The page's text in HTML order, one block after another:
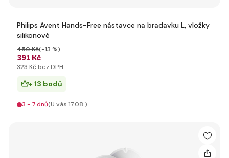
Philips Avent Hands-Free nástavce na bradavku L, vložky
silikonové
391 Kč
450 Kč(-13 %)
323 Kč bez DPH
+ 13 bodů
3 - 7 dnů(U vás 17.08.)